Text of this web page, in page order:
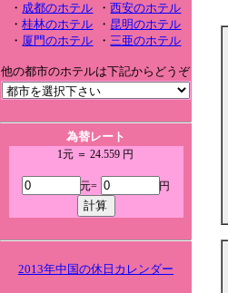
・ 成都のホテル ・西安のホテル
・桂林のホテル ・ 昆明のホテル
・ 厦門のホテル ・三亜のホテル
他の都市のホテルは下記からどうぞ
為替レート
1元 ＝ 24.559 円
元= 円
2013年中国の休日カレンダー